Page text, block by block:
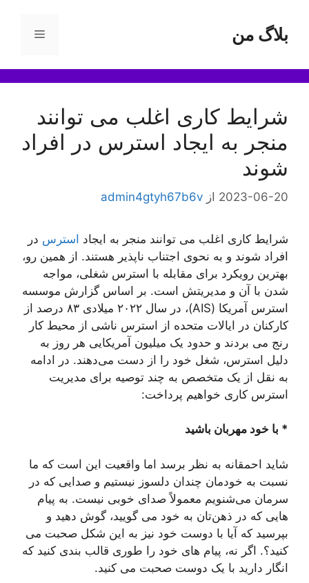
محتوابلاگ من فهرست
شرایط کاری اغلب می توانند
منجر به ایجاد استرس در افراد
شوند
2023-06-20 از admin4gtyh67b6v
شرایط کاری اغلب می توانند منجر به ایجاد استرس در
افراد شوند و به نحوی اجتناب ناپذیر هستند. از همین رو،
بهترین رویکرد برای مقابله با استرس شغلی، مواجه
شدن با آن و مدیریتش است. بر اساس گزارش موسسه
استرس آمریکا (AIS)، در سال ۲۰۲۲ میلادی ۸۳ درصد از
کارکنان در ایالات متحده از استرس ناشی از محیط کار
رنج می بردند و حدود یک میلیون آمریکایی هر روز به
دلیل استرس، شغل خود را از دست می‌دهند. در ادامه
به نقل از یک متخصص به چند توصیه برای مدیریت
استرس کاری خواهیم پرداخت:
* با خود مهربان باشید
شاید احمقانه به نظر برسد اما واقعیت این است که ما
نسبت به خودمان چندان دلسوز نیستیم و صدایی که در
سرمان می‌شنویم معمولاً صدای خوبی نیست. به پیام
هایی که در ذهن‌تان به خود می گویید، گوش دهید و
بپرسید که آیا با دوست خود نیز به این شکل صحبت می
کنید؟. اگر نه، پیام های خود را طوری قالب بندی کنید که
انگار دارید با یک دوست صحبت می کنید.